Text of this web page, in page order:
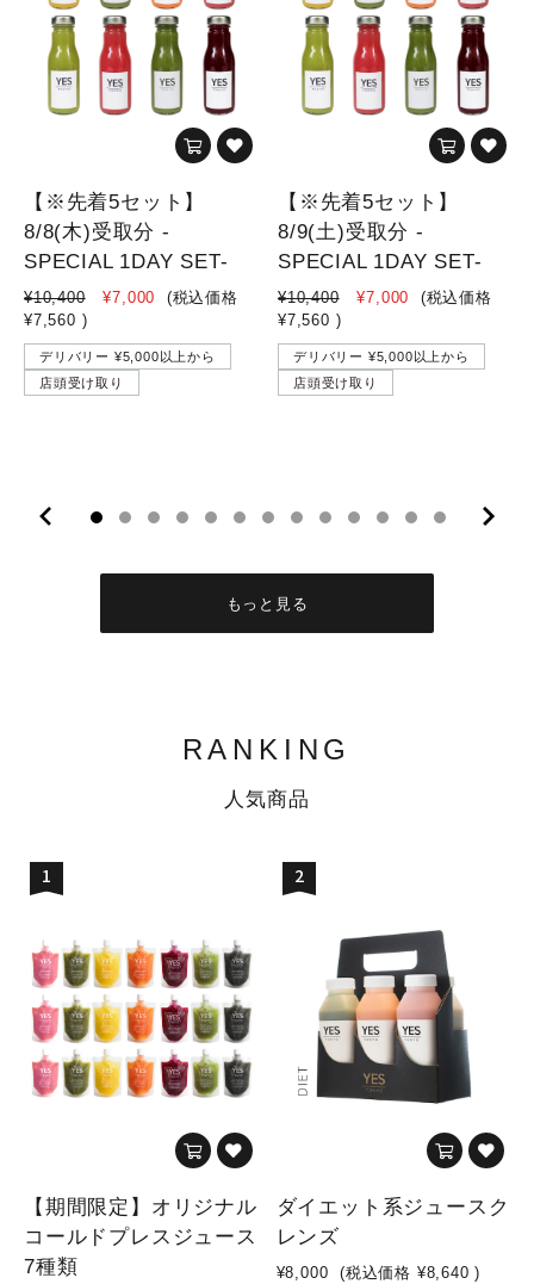
【※先着5セット】
8/8(木)受取分 -
SPECIAL 1DAY SET-
¥10,400 ¥7,000
(税込価格
¥7,560 )
デリバリー ¥5,000以上から
店頭受け取り
【※先着5セット】
8/9(土)受取分 -
SPECIAL 1DAY SET-
¥10,400 ¥7,000
(税込価格
¥7,560 )
デリバリー ¥5,000以上から
店頭受け取り
もっと見る
RANKING
人気商品
1
【期間限定】オリジナル
コールドプレスジュース
7種類
2
ダイエット系ジュースク
レンズ
¥8,000 (税込価格 ¥8,640 )